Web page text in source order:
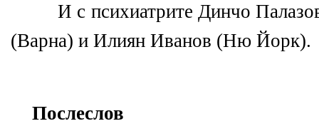
И с психиатрите Динчо
(Варна) и Илиян Иванов (Ню Йорк).
Послеслов